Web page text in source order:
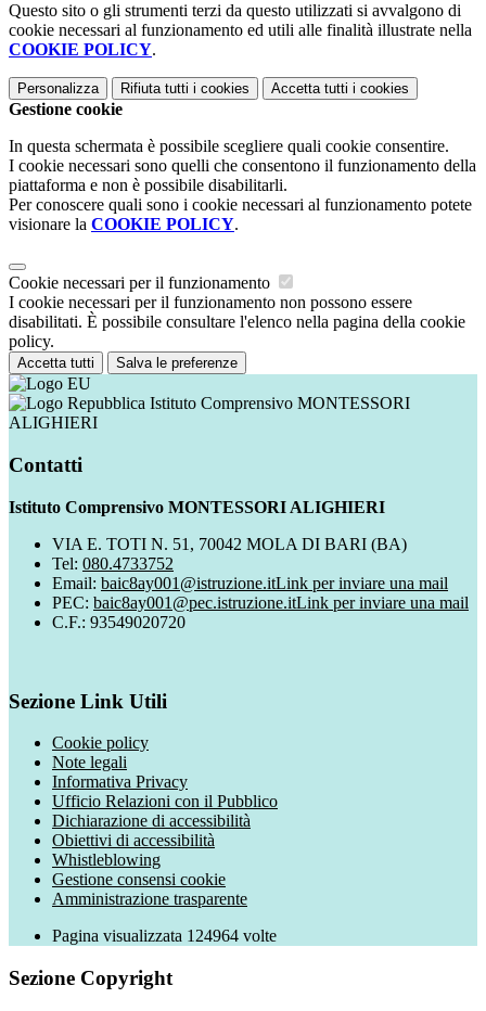
Questo sito o gli strumenti terzi da questo utilizzati si avvalgono di
cookie necessari al funzionamento ed utili alle finalità illustrate nella
COOKIE POLICY.
Personalizza Rifiuta tutti i cookies Accetta tutti i cookies
Gestione cookie
In questa schermata è possibile scegliere quali cookie consentire.
I cookie necessari sono quelli che consentono il funzionamento della
piattaforma e non è possibile disabilitarli.
Per conoscere quali sono i cookie necessari al funzionamento potete
visionare la COOKIE POLICY.
Cookie necessari per il funzionamento
I cookie necessari per il funzionamento non possono essere
disabilitati. È possibile consultare l'elenco nella pagina della cookie
policy.
Accetta tutti Salva le preferenze
Istituto Comprensivo MONTESSORI
ALIGHIERI
Contatti
Istituto Comprensivo MONTESSORI ALIGHIERI
VIA E. TOTI N. 51, 70042 MOLA DI BARI (BA)
Tel: 080.4733752
Email: baic8ay001@istruzione.itLink per inviare una mail
PEC: baic8ay001@pec.istruzione.itLink per inviare una mail
C.F.: 93549020720
Sezione Link Utili
Cookie policy
Note legali
Informativa Privacy
Ufficio Relazioni con il Pubblico
Dichiarazione di accessibilità
Obiettivi di accessibilità
Whistleblowing
Gestione consensi cookie
Amministrazione trasparente
Pagina visualizzata 124964 volte
Sezione Copyright